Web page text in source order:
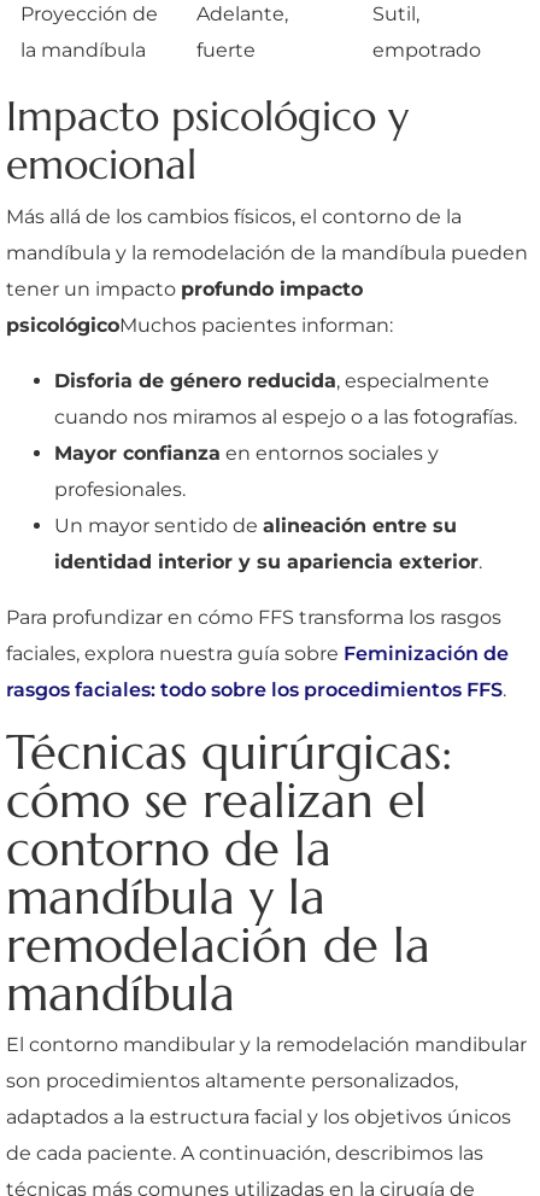
Proyección de
la mandíbula
Adelante,
fuerte
Sutil,
empotrado
Impacto psicológico y
emocional
Más allá de los cambios físicos, el contorno de la
mandíbula y la remodelación de la mandíbula pueden
tener un impacto profundo impacto
psicológicoMuchos pacientes informan:
Disforia de género reducida, especialmente
cuando nos miramos al espejo o a las fotografías.
Mayor confianza en entornos sociales y
profesionales.
Un mayor sentido de alineación entre su
identidad interior y su apariencia exterior.
Para profundizar en cómo FFS transforma los rasgos
faciales, explora nuestra guía sobre Feminización de
rasgos faciales: todo sobre los procedimientos FFS.
Técnicas quirúrgicas:
cómo se realizan el
contorno de la
mandíbula y la
remodelación de la
mandíbula
El contorno mandibular y la remodelación mandibular
son procedimientos altamente personalizados,
adaptados a la estructura facial y los objetivos únicos
de cada paciente. A continuación, describimos las
técnicas más comunes utilizadas en la cirugía de